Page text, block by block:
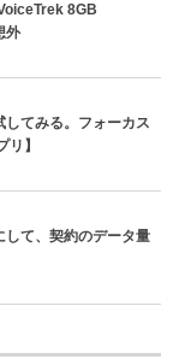
8GB
外
てみる。フォーカス
】
して、契約のデータ量